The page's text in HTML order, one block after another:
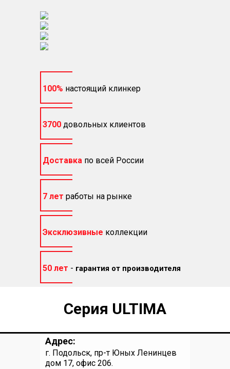
100% настоящий клинкер
3700 довольных клиентов
Доставка по всей России
7 лет работы на рынке
Эксклюзивные коллекции
50 лет - гарантия от производителя
Серия ULTIMA
Адрес:
г. Подольск, пр-т Юных Ленинцев
дом 17, офис 206.